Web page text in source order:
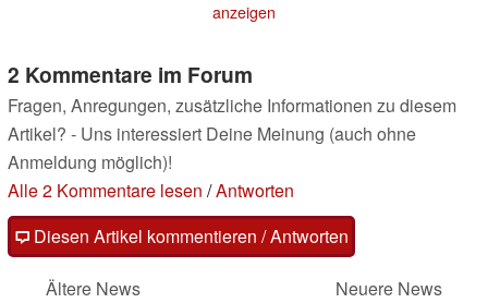
anzeigen
2 Kommentare im Forum
Fragen, Anregungen, zusätzliche Informationen zu diesem
Artikel? - Uns interessiert Deine Meinung (auch ohne
Anmeldung möglich)!
Alle 2 Kommentare lesen /Antworten
Diesen Artikel kommentieren / Antworten
Ältere News
Neuere News